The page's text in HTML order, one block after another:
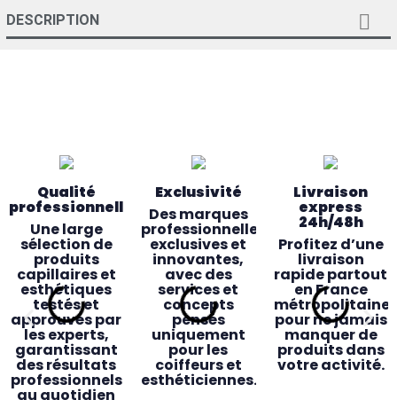
DESCRIPTION 
Qualité
professionnelle
Une large
sélection de
produits
capillaires et
esthétiques
testés et
approuvés par
les experts,
garantissant
des résultats
professionnels
au quotidien
Exclusivité
Des marques
professionnelles
exclusives et
innovantes,
avec des
services et
concepts
pensés
uniquement
pour les
coiffeurs et
esthéticiennes.
Livraison
express
24h/48h
Profitez d’une
livraison
rapide partout
en France
métropolitaine
pour ne jamais
manquer de
produits dans
votre activité.